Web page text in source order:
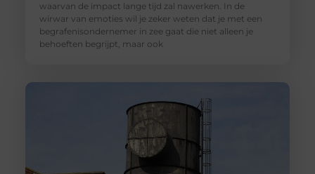
waarvan de impact lange tijd zal nawerken. In de
wirwar van emoties wil je zeker weten dat je met een
begrafenisondernemer in zee gaat die niet alleen je
behoeften begrijpt, maar ook